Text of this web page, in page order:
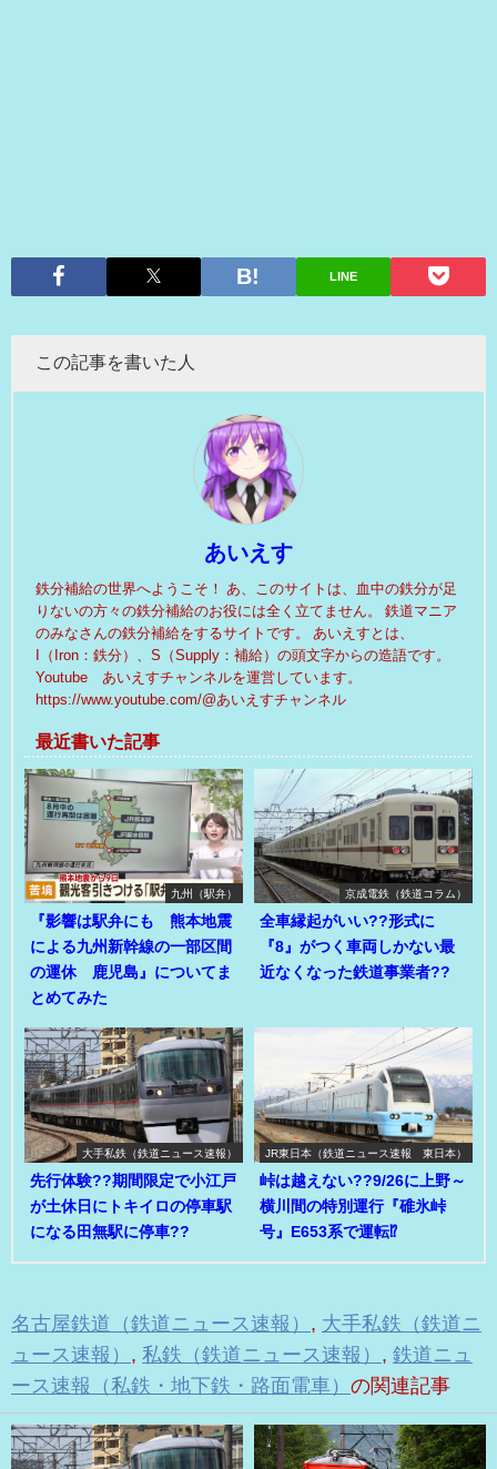
LINE
この記事を書いた人
あいえす
鉄分補給の世界へようこそ！ あ、このサイトは、血中の鉄分が足
りないの方々の鉄分補給のお役には全く立てません。 鉄道マニア
のみなさんの鉄分補給をするサイトです。 あいえすとは、
I（Iron：鉄分）、S（Supply：補給）の頭文字からの造語です。
Youtube あいえすチャンネルを運営しています。
https://www.youtube.com/@あいえすチャンネル
最近書いた記事
九州（駅弁）
『影響は駅弁にも 熊本地震
による九州新幹線の一部区間
の運休 鹿児島』についてま
とめてみた
京成電鉄（鉄道コラム）
全車縁起がいい??形式に
『8』がつく車両しかない最
近なくなった鉄道事業者??
大手私鉄（鉄道ニュース速報）
先行体験??期間限定で小江戸
が土休日にトキイロの停車駅
になる田無駅に停車??
JR東日本（鉄道ニュース速報 東日本）
峠は越えない??9/26に上野～
横川間の特別運行『碓氷峠
号』E653系で運転⁉
名古屋鉄道（鉄道ニュース速報） , 大手私鉄（鉄道ニ
ュース速報） , 私鉄（鉄道ニュース速報） , 鉄道ニュ
ース速報（私鉄・地下鉄・路面電車） の関連記事